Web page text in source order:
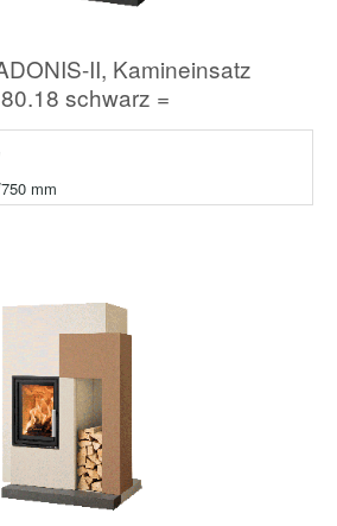
II, Kamineinsatz
schwarz =
mm